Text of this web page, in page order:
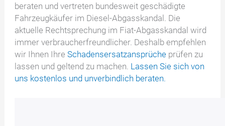
beraten und vertreten bundesweit geschädigte
Fahrzeugkäufer im Diesel-Abgasskandal. Die
aktuelle Rechtsprechung im Fiat-Abgasskandal wird
immer verbraucherfreundlicher. Deshalb empfehlen
wir Ihnen IhreSchadensersatzansprüche prüfen zu
lassen und geltend zu machen. Lassen Sie sich von
uns kostenlos und unverbindlich beraten.